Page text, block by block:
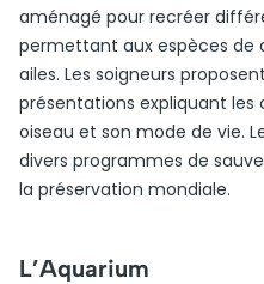
aménagé pour recréer
permettant aux espèces de
ailes. Les soigneurs
présentations expliquant
oiseau et son mode de vie.
divers programmes de
la préservation mondiale.
L’Aquarium